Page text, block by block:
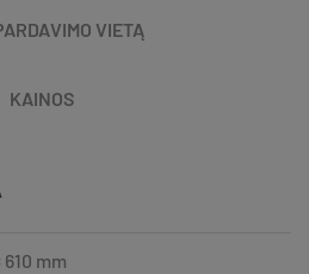
VIETĄ
KAINOS
mm